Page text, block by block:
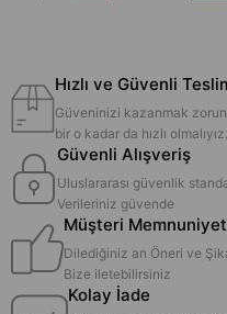
Hızlı ve Güvenli
Güveninizi kazanmak
bir o kadar da hızlı olmalıyız.
Güvenli Alışveriş
Uluslararası güvenlik
Verileriniz güvende
Müşteri
Dilediğiniz an Öneri ve
Bize iletebilirsiniz
Kolay İade